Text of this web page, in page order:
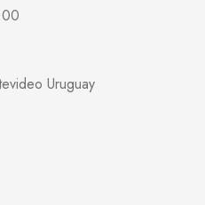
Uruguay